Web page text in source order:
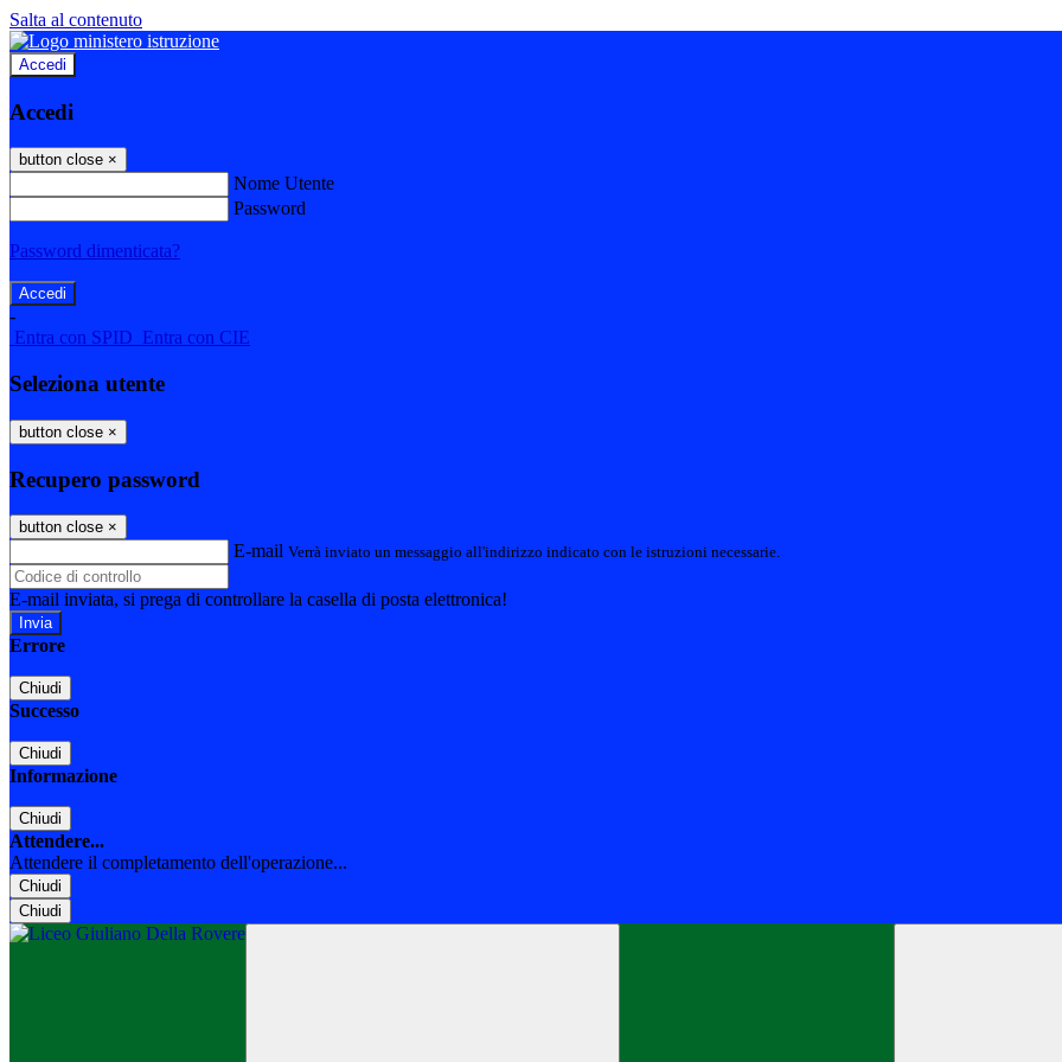
Salta al contenuto
Accedi
Accedi
button close ×
Nome Utente
Password
Password dimenticata?
-
Entra con SPID Entra con CIE
Seleziona utente
button close ×
Recupero password
button close ×
E-mail Verrà inviato un messaggio all'indirizzo indicato con le istruzioni necessarie.
E-mail inviata, si prega di controllare la casella di posta elettronica!
Errore
Chiudi
Successo
Chiudi
Informazione
Chiudi
Attendere...
Attendere il completamento dell'operazione...
Chiudi
Chiudi